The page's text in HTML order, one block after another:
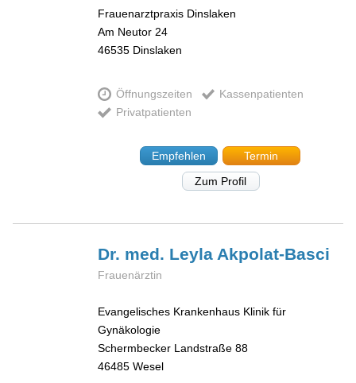
Frauenarztpraxis Dinslaken
Am Neutor 24
46535 Dinslaken
Öffnungszeiten
Kassenpatienten
Privatpatienten
Empfehlen
Termin
Zum Profil
Dr. med. Leyla Akpolat-Basci
Frauenärztin
Evangelisches Krankenhaus Klinik für
Gynäkologie
Schermbecker Landstraße 88
46485 Wesel